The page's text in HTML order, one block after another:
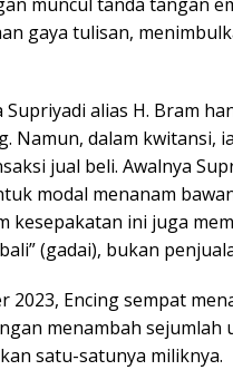
gaya tulisan,
alias H. Bram
Namun, dalam kwitansi,
jual beli. Awalnya
modal menanam
kesepakatan ini juga
(gadai), bukan
2023, Encing sempat
menambah sejumlah
satu-satunya miliknya.